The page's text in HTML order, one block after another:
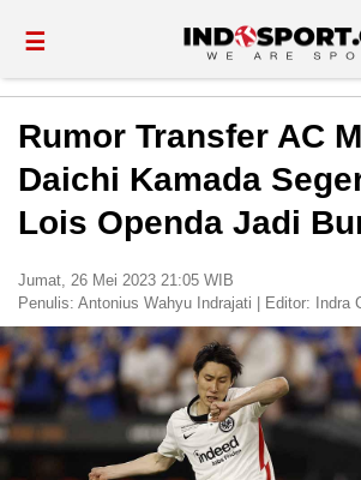
☰
Rumor Transfer AC
Daichi Kamada
Lois Openda Jadi
Jumat, 26 Mei 2023 21:05 WIB
Penulis: Antonius Wahyu Indrajati Editor: Indra